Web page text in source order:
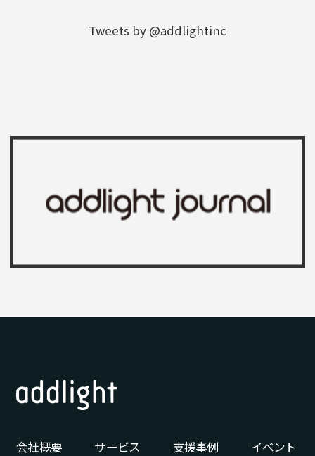
Tweets by @addlightinc
会社概要 サービス 支援事例
イベント